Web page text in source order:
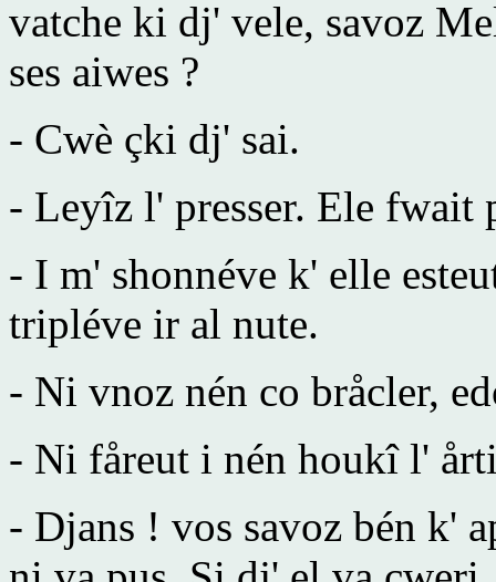
vatche ki dj' vele, savoz
ses aiwes ?
- Cwè çki dj' sai.
- Leyîz l' presser. Ele fwait
- I m' shonnéve k' elle
tripléve ir al nute.
- Ni vnoz nén co bråcler,
- Ni fåreut i nén houkî l'
- Djans ! vos savoz bén k'